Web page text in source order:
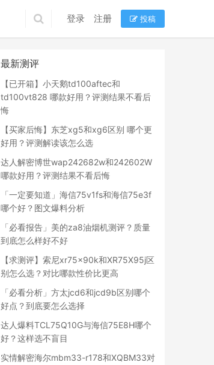
登录 注册 投稿
最新测评
【已开箱】小天鹅td100aftec和
td100vt828 哪款好用？评测结果不看后
悔
【买家后悔】东芝xg5和xg6区别 哪个更
好用？评测解读该怎么选
达人解密博世wap242682w和242602W
哪款好用？评测结果不看后悔
「一定要知道」海信75v1fs和海信75e3f
哪个好？图文爆料分析
「必看报告」美的za8油烟机测评？质量
到底怎么样好不好
【求测评】索尼xr75x90k和XR75X95j区
别怎么选？对比哪款性价比更高
「必看分析」方太jcd6和jcd9b区别哪个
好点？到底要怎么选择
达人爆料TCL75Q10G与海信75E8H哪个
好？这样选不盲目
实情解密海尔mbm33-r178和XQBM33对